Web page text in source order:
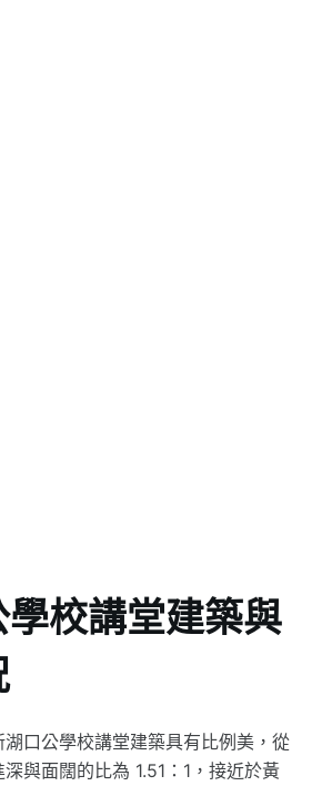
校講堂建築與
湖口公學校講堂建築具有比例美，從
與面闊的比為 1.51：1，接近於黃